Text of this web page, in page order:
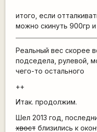
итого, если
можно скинуть 900гр
Реальный вес скорее
подседела, рулевой,
чего-то остального
++
Итак. продолжим.
Шел 2013 год,
хвостблизились к